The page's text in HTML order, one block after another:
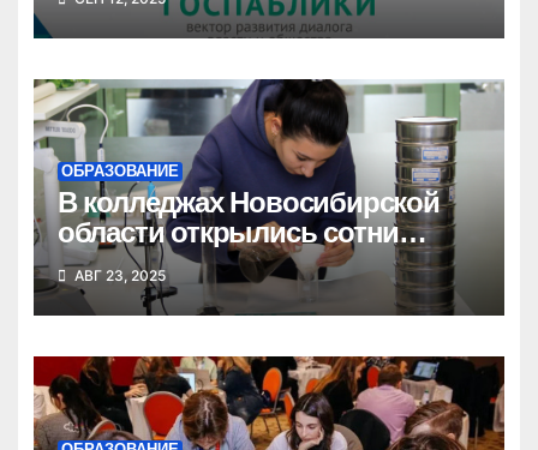
единой цифровой среды
ОБРАЗОВАНИЕ
В колледжах Новосибирской
области открылись сотни
новых бюджетных мест
АВГ 23, 2025